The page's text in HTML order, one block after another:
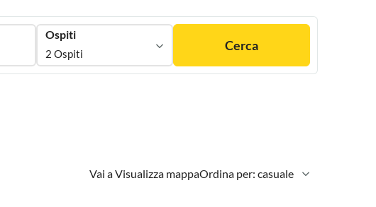
Ospiti
2 Ospiti
Cerca
Vai a Visualizza mappaOrdina per: casuale